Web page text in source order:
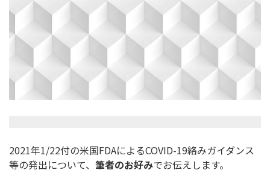
2021年1/22付の米国FDAによるCOVID-19絡みガイダンス
等の発出について、 筆者のお好みでお伝えします。